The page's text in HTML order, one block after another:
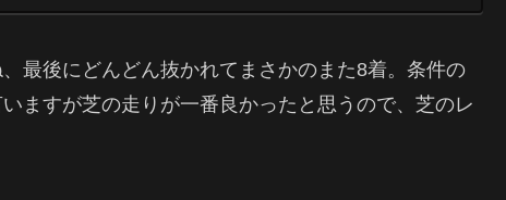
最後にどんどん抜かれてまさかのまた8着。条件の
ますが芝の走りが一番良かったと思うので、芝のレ